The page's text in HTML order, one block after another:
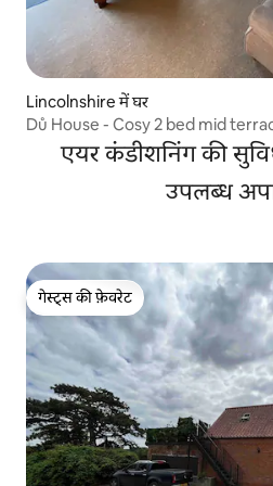
Lincolnshire में घर
Dů House - Cosy 2 bed mid
एयर कंडीशनिंग की
उपलब्ध
गेस्ट्स की फ़ेवरेट
गेस्ट्स की फ़ेवरेट